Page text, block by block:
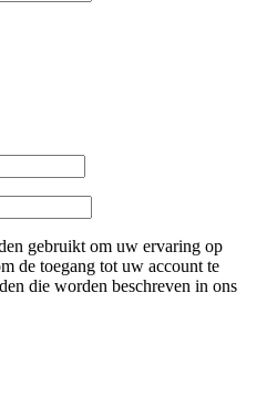
gebruikt om uw ervaring op
de toegang tot uw account te
die worden beschreven in ons